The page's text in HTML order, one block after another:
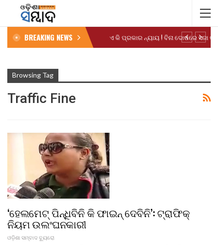
BREAKING NEWS
Browsing Tag
Traffic Fine
‘ହେଲମେଟ୍ ପିନ୍ଧିବିନି କି ଫାଇନ୍ ଦେବିନି’: ଟ୍ରାଫିକ୍
ନିୟମ ଉଲଂଘନକାରୀ
ଓଡ଼ିଶା ସମ୍ବାଦ ବ୍ୟୁରୋ